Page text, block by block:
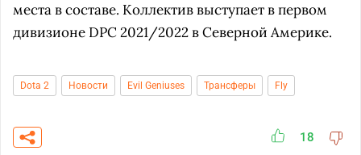
места в составе. Коллектив выступает в первом
дивизионе DPC 2021/2022 в Северной Америке.
Dota 2 Новости Evil Geniuses Трансферы Fly
18